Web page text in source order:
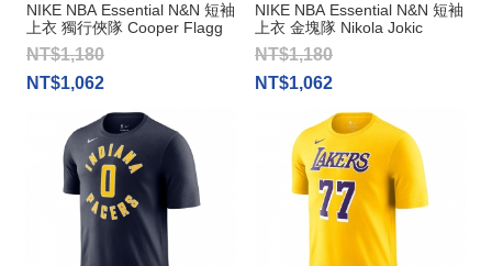
NIKE NBA Essential N&N 短袖
上衣 獨行俠隊 Cooper Flagg
NT$1,180
NT$1,062
NIKE NBA Essential N&N 短袖
上衣 金塊隊 Nikola Jokic
NT$1,180
NT$1,062